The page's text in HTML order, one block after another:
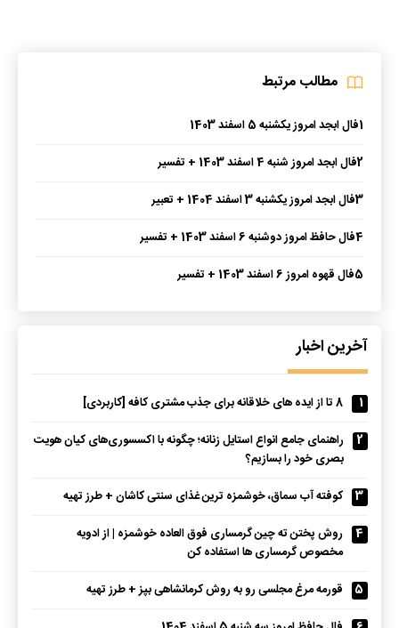
مطالب مرتبط
1فال ابجد امروز یکشنبه 5 اسفند 1403
2فال ابجد امروز شنبه 4 اسفند 1403 + تفسیر
3فال ابجد امروز یکشنبه 3 اسفند 1404 + تعبیر
4فال حافظ امروز دوشنبه 6 اسفند 1403 + تفسیر
5فال قهوه امروز 6 اسفند 1403 + تفسیر
آخرین اخبار
1
8 تا از ایده های خلاقانه برای جذب مشتری کافه [کاربردی]
2
راهنمای جامع انواع استایل زنانه؛ چگونه با اکسسوری‌های کیان هویت
بصری خود را بسازیم؟
3
کوفته آب سماق، خوشمزه ترین غذای سنتی کاشان + طرز تهیه
4
روش پختن ته چین گرمساری فوق العاده خوشمزه | از ادویه
مخصوص گرمساری ها استفاده کن
5
قورمه مرغ مجلسی رو به روش کرمانشاهی بپز + طرز تهیه